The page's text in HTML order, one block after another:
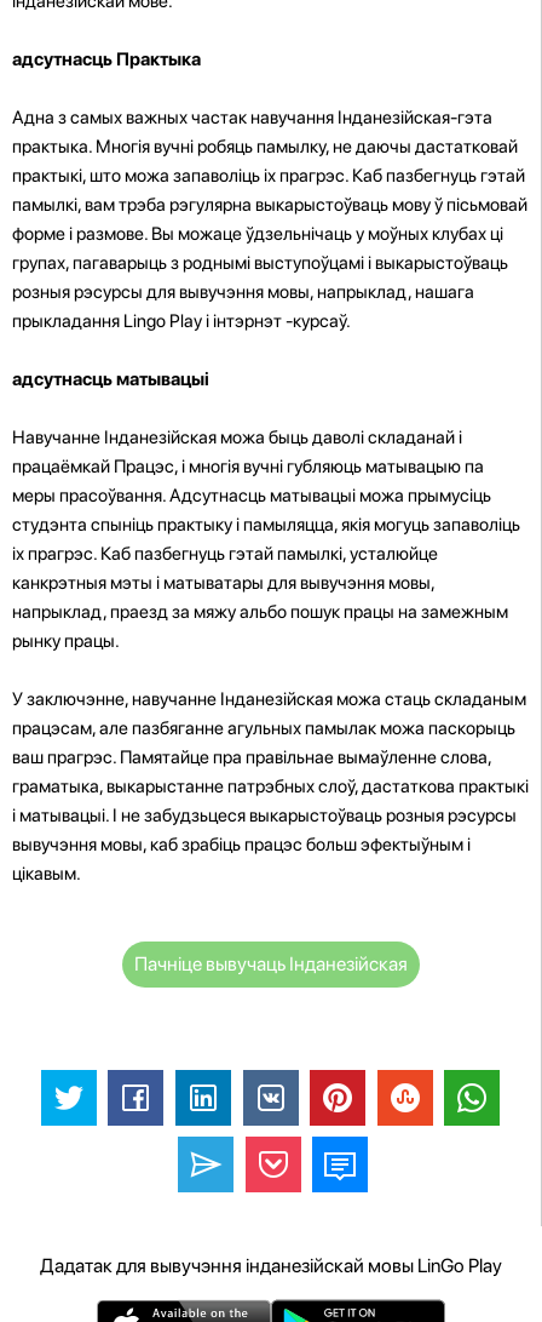
адсутнасць Практыка
Адна з самых важных частак навучання Інданезійская-гэта
практыка. Многія вучні робяць памылку, не даючы дастатковай
практыкі, што можа запаволіць іх прагрэс. Каб пазбегнуць гэтай
памылкі, вам трэба рэгулярна выкарыстоўваць мову ў пісьмовай
форме і размове. Вы можаце ўдзельнічаць у моўных клубах ці
групах, пагаварыць з роднымі выступоўцамі і выкарыстоўваць
розныя рэсурсы для вывучэння мовы, напрыклад, нашага
прыкладання Lingo Play і інтэрнэт -курсаў.
адсутнасць матывацыі
Навучанне Інданезійская можа быць даволі складанай і
працаёмкай Працэс, і многія вучні губляюць матывацыю па
меры прасоўвання. Адсутнасць матывацыі можа прымусіць
студэнта спыніць практыку і памыляцца, якія могуць запаволіць
іх прагрэс. Каб пазбегнуць гэтай памылкі, усталюйце
канкрэтныя мэты і матыватары для вывучэння мовы,
напрыклад, праезд за мяжу альбо пошук працы на замежным
рынку працы.
У заключэнне, навучанне Інданезійская можа стаць складаным
працэсам, але пазбяганне агульных памылак можа паскорыць
ваш прагрэс. Памятайце пра правільнае вымаўленне слова,
граматыка, выкарыстанне патрэбных слоў, дастаткова практыкі
і матывацыі. І не забудзьцеся выкарыстоўваць розныя рэсурсы
вывучэння мовы, каб зрабіць працэс больш эфектыўным і
цікавым.
Пачніце вывучаць Інданезійская
Дадатак для вывучэння інданезійскай мовы LinGo Play